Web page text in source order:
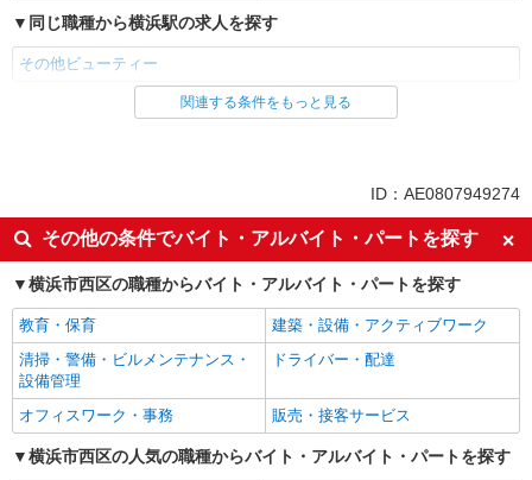
同じ職種から横浜駅の求人を探す
その他ビューティー
同じ雇用形態から横浜駅の求人を探す
即日勤務OK
履歴書不要
Web面接OK
未経験歓迎
英語が活かせる
語学力を活かせる（英語以外）
ボーナス・賞与あり
昇給あり
10時～勤務OK
車通勤OK
バイク通勤OK
交通費支給
社会保険あり
入社祝い金あり
各種手当（家族・役職・インセン
制服貸与
関連する条件をもっと見る
ID：AE0807949274
その他の条件でバイト・アルバイト・パートを探す
横浜市西区の職種からバイト・アルバイト・パートを探す
教育・保育
建築・設備・アクティブワーク
清掃・警備・ビルメンテナンス・
設備管理
ドライバー・配達
オフィスワーク・事務 販売・接客サービス
横浜市西区の人気の職種からバイト・アルバイト・パートを探す